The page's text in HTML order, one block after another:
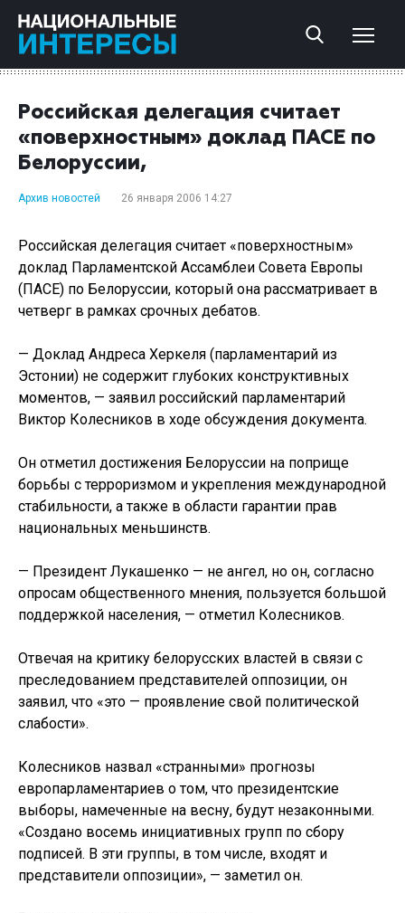
Российская делегация считает
«поверхностным» доклад ПАСЕ по
Белоруссии,
Архив новостей 26 января 2006 14:27
Российская делегация считает «поверхностным»
доклад Парламентской Ассамблеи Совета Европы
(ПАСЕ) по Белоруссии, который она рассматривает в
четверг в рамках срочных дебатов.
— Доклад Андреса Херкеля (парламентарий из
Эстонии) не содержит глубоких конструктивных
моментов, — заявил российский парламентарий
Виктор Колесников в ходе обсуждения документа.
Он отметил достижения Белоруссии на поприще
борьбы с терроризмом и укрепления международной
стабильности, а также в области гарантии прав
национальных меньшинств.
— Президент Лукашенко — не ангел, но он, согласно
опросам общественного мнения, пользуется большой
поддержкой населения, — отметил Колесников.
Отвечая на критику белорусских властей в связи с
преследованием представителей оппозиции, он
заявил, что «это — проявление свой политической
слабости».
Колесников назвал «странными» прогнозы
европарламентариев о том, что президентские
выборы, намеченные на весну, будут незаконными.
«Создано восемь инициативных групп по сбору
подписей. В эти группы, в том числе, входят и
представители оппозиции», — заметил он.